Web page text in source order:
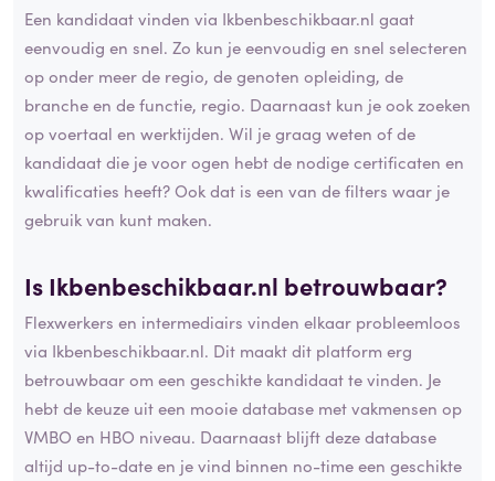
Een kandidaat vinden via Ikbenbeschikbaar.nl gaat
eenvoudig en snel. Zo kun je eenvoudig en snel selecteren
op onder meer de regio, de genoten opleiding, de
branche en de functie, regio. Daarnaast kun je ook zoeken
op voertaal en werktijden. Wil je graag weten of de
kandidaat die je voor ogen hebt de nodige certificaten en
kwalificaties heeft? Ook dat is een van de filters waar je
gebruik van kunt maken.
Is Ikbenbeschikbaar.nl betrouwbaar?
Flexwerkers en intermediairs vinden elkaar probleemloos
via Ikbenbeschikbaar.nl. Dit maakt dit platform erg
betrouwbaar om een geschikte kandidaat te vinden. Je
hebt de keuze uit een mooie database met vakmensen op
VMBO en HBO niveau. Daarnaast blijft deze database
altijd up-to-date en je vind binnen no-time een geschikte